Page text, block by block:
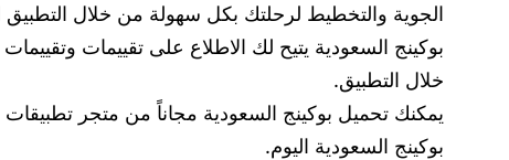
الجوية والتخطيط لرحلتك بكل سهولة من خلال
بوكينج السعودية يتيح لك الاطلاع على تقييمات
خلال التطبيق.
يمكنك تحميل بوكينج السعودية مجاناً من متجر
بوكينج السعودية اليوم.